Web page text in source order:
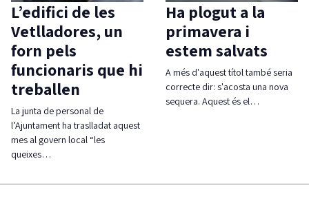
L’edifici de les
Vetlladores, un
forn pels
funcionaris que hi
treballen
La junta de personal de
l’Ajuntament ha traslladat aquest
mes al govern local “les
queixes…
Ha plogut a la
primavera i
estem salvats
A més d'aquest títol també seria
correcte dir: s'acosta una nova
sequera. Aquest és el…